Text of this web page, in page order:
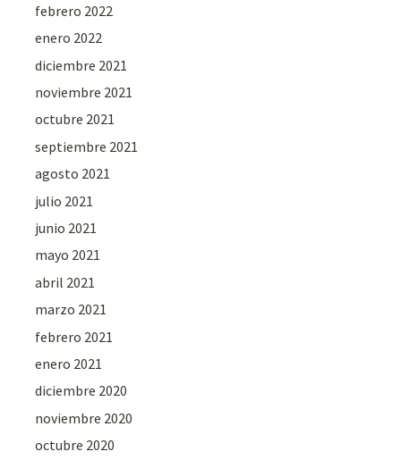
febrero 2022
enero 2022
diciembre 2021
noviembre 2021
octubre 2021
septiembre 2021
agosto 2021
julio 2021
junio 2021
mayo 2021
abril 2021
marzo 2021
febrero 2021
enero 2021
diciembre 2020
noviembre 2020
octubre 2020